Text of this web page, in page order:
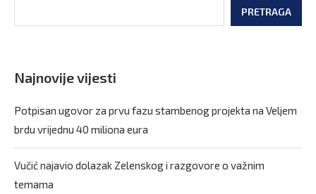
PRETRAGA
Najnovije vijesti
Potpisan ugovor za prvu fazu stambenog projekta na Veljem
brdu vrijednu 40 miliona eura
Vučić najavio dolazak Zelenskog i razgovore o važnim
temama